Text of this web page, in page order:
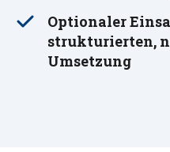
Optionaler
strukturierten,
Umsetzung